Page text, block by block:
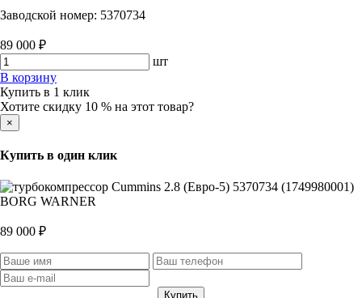
Заводской номер: 5370734
89 000 ₽
шт
В корзину
Купить в 1 клик
Хотите скидку 10 % на этот товар?
×
Купить в один клик
89 000 ₽